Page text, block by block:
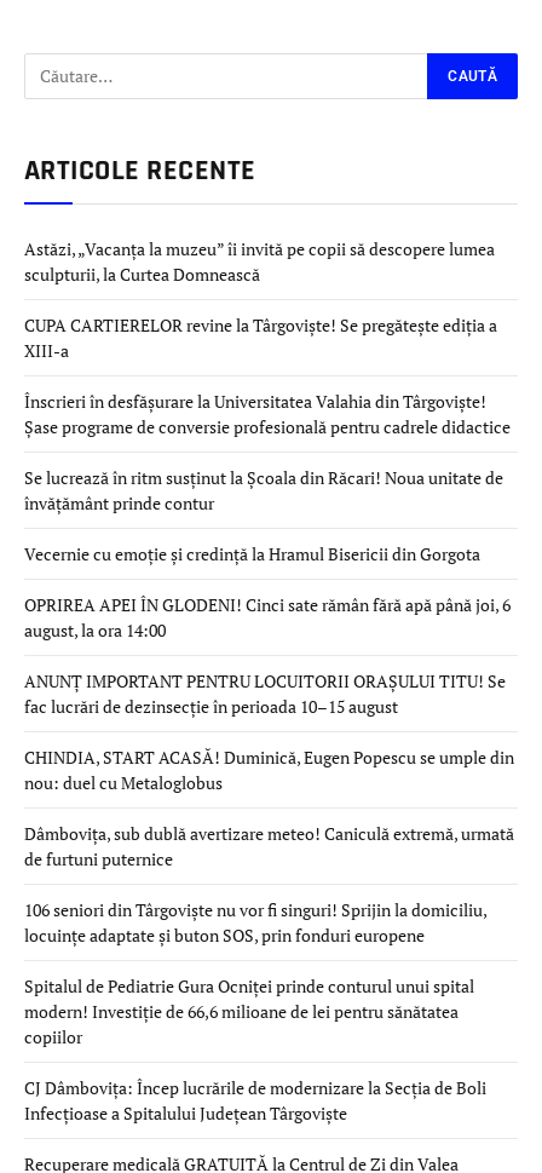
ARTICOLE RECENTE
Astăzi, „Vacanța la muzeu” îi invită pe copii să descopere lumea
sculpturii, la Curtea Domnească
CUPA CARTIERELOR revine la Târgoviște! Se pregătește ediția a
XIII-a
Înscrieri în desfășurare la Universitatea Valahia din Târgoviște!
Șase programe de conversie profesională pentru cadrele didactice
Se lucrează în ritm susținut la Școala din Răcari! Noua unitate de
învățământ prinde contur
Vecernie cu emoție și credință la Hramul Bisericii din Gorgota
OPRIREA APEI ÎN GLODENI! Cinci sate rămân fără apă până joi, 6
august, la ora 14:00
ANUNȚ IMPORTANT PENTRU LOCUITORII ORAȘULUI TITU! Se
fac lucrări de dezinsecție în perioada 10–15 august
CHINDIA, START ACASĂ! Duminică, Eugen Popescu se umple din
nou: duel cu Metaloglobus
Dâmbovița, sub dublă avertizare meteo! Caniculă extremă, urmată
de furtuni puternice
106 seniori din Târgoviște nu vor fi singuri! Sprijin la domiciliu,
locuințe adaptate și buton SOS, prin fonduri europene
Spitalul de Pediatrie Gura Ocniței prinde conturul unui spital
modern! Investiție de 66,6 milioane de lei pentru sănătatea
copiilor
CJ Dâmbovița: Încep lucrările de modernizare la Secția de Boli
Infecțioase a Spitalului Județean Târgoviște
Recuperare medicală GRATUITĂ la Centrul de Zi din Valea